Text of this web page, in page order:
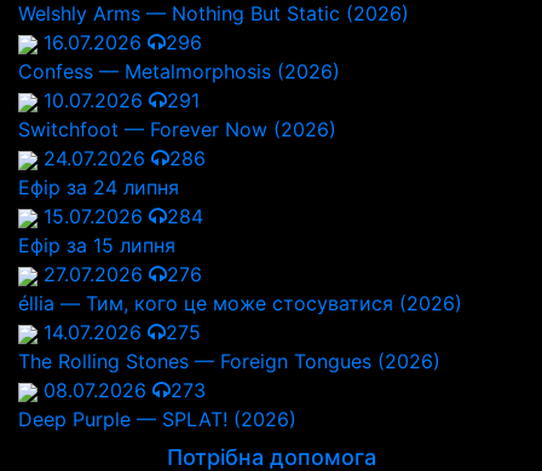
Welshly Arms — Nothing But Static (2026)
16.07.2026
296
Confess — Metalmorphosis (2026)
10.07.2026
291
Switchfoot — Forever Now (2026)
24.07.2026
286
Ефір за 24 липня
15.07.2026
284
Ефір за 15 липня
27.07.2026
276
éllia — Тим, кого це може стосуватися (2026)
14.07.2026
275
The Rolling Stones — Foreign Tongues (2026)
08.07.2026
273
Deep Purple — SPLAT! (2026)
Потрібна допомога